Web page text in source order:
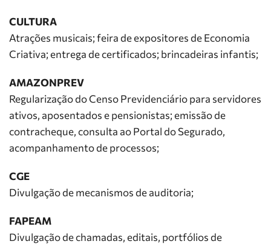
CULTURA
Atrações musicais; feira de expositores de Economia
Criativa; entrega de certificados; brincadeiras infantis;
AMAZONPREV
Regularização do Censo Previdenciário para servidores
ativos, aposentados e pensionistas; emissão de
contracheque, consulta ao Portal do Segurado,
acompanhamento de processos;
CGE
Divulgação de mecanismos de auditoria;
FAPEAM
Divulgação de chamadas, editais, portfólios de